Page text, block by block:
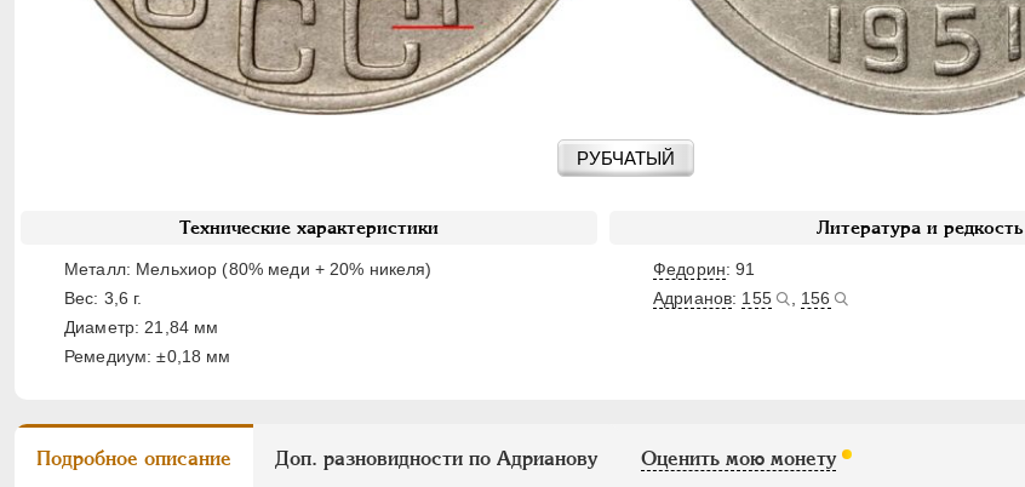
РУБЧАТЫЙ
Технические характеристики
Металл: Мельхиор (80% меди + 20% никеля)
Вес: 3,6 г.
Диаметр: 21,84 мм
Ремедиум: ±0,18 мм
Литература и редкость
Федорин: 91
Адрианов: 155 156
Подробное описание Доп. разновидности по Адрианову Оценить мою монету